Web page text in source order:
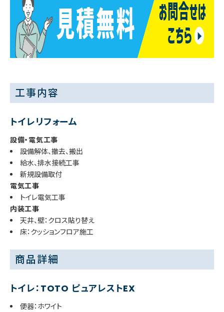
工事内容
トイレリフォーム
設備・電気工事
設備解体、撤去、搬出
給水、排水接続工事
新規設備取付
電気工事
トイレ電気工事
内装工事
天井、壁：クロス貼り替え
床：クッションフロア施工
商品詳細
トイレ：TOTO ピュアレストEX
便器：ホワイト